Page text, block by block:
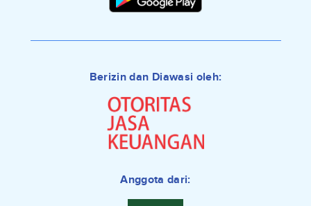
Berizin dan Diawasi oleh:
Anggota dari: